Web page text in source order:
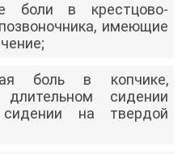
боли в крестцово-
имеющие
боль в копчике,
сидении
на твердой